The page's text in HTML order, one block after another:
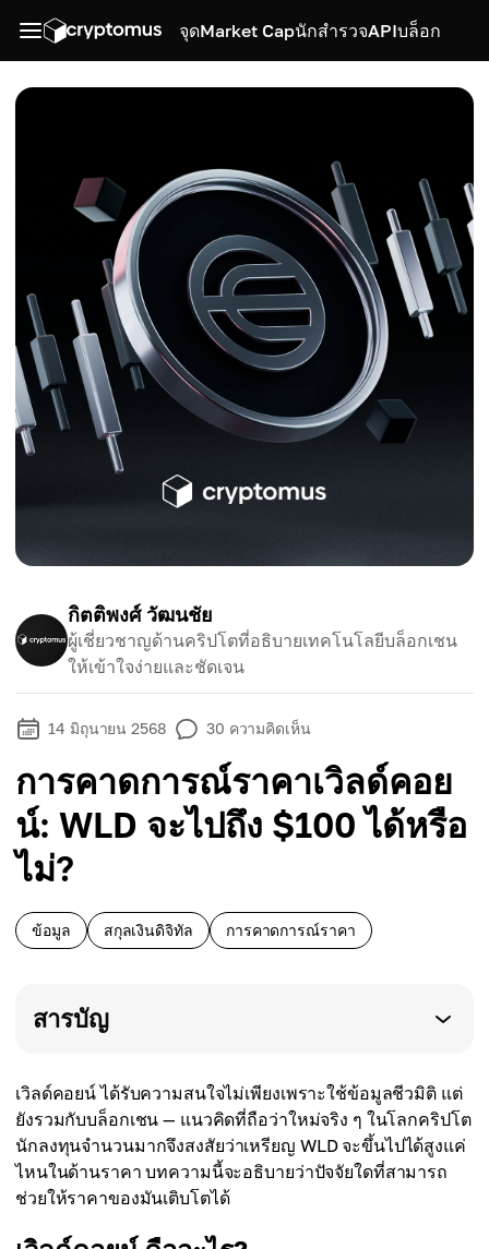
จุดMarket CapนักสำรวจAPIบล็อก
กิตติพงศ์ วัฒนชัย
ผู้เชี่ยวชาญด้านคริปโตที่อธิบายเทคโนโลยีบล็อกเชน
ให้เข้าใจง่ายและชัดเจน
14 มิถุนายน 2568 30 ความคิดเห็น
การคาดการณ์ราคาเวิลด์คอย
น์: WLD จะไปถึง $100 ได้หรือ
ไม่?
ข้อมูล สกุลเงินดิจิทัล การคาดการณ์ราคา
สารบัญ
เวิลด์คอยน์ ได้รับความสนใจไม่เพียงเพราะใช้ข้อมูลชีวมิติ แต่
ยังรวมกับบล็อกเชน — แนวคิดที่ถือว่าใหม่จริง ๆ ในโลกคริปโต
นักลงทุนจำนวนมากจึงสงสัยว่าเหรียญ WLD จะขึ้นไปได้สูงแค่
ไหนในด้านราคา บทความนี้จะอธิบายว่าปัจจัยใดที่สามารถ
ช่วยให้ราคาของมันเติบโตได้